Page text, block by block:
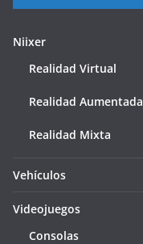
Niixer
Realidad Virtual
Realidad Aumentada
Realidad Mixta
Vehículos
Videojuegos
Consolas